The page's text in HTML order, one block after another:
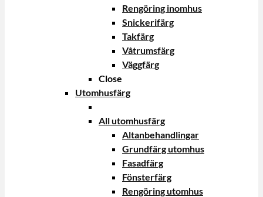
Rengöring inomhus
Snickerifärg
Takfärg
Våtrumsfärg
Väggfärg
Close
Utomhusfärg
All utomhusfärg
Altanbehandlingar
Grundfärg utomhus
Fasadfärg
Fönsterfärg
Rengöring utomhus